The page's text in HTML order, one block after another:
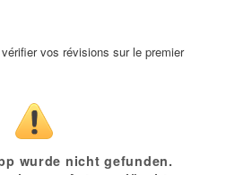
vos révisions sur le premier